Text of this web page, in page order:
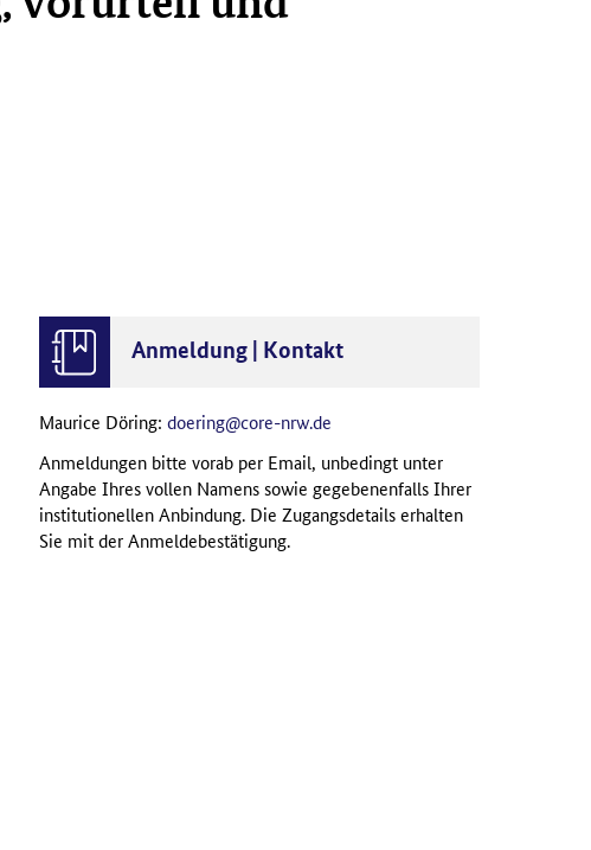
Anmeldung | Kontakt
Maurice Döring: doering@core-nrw.de
Anmeldungen bitte vorab per Email, unbedingt unter
Angabe Ihres vollen Namens sowie gegebenenfalls Ihrer
institutionellen Anbindung. Die Zugangsdetails erhalten
Sie mit der Anmeldebestätigung.